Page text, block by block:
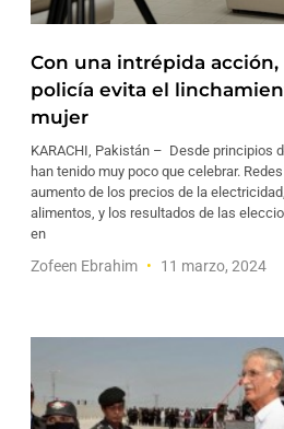
Con una intrépida
policía evita el
mujer
KARACHI, Pakistán – Desde principios
han tenido muy poco que celebrar.
aumento de los precios de la
alimentos, y los resultados de las
en
Zofeen Ebrahim 11 marzo, 2024